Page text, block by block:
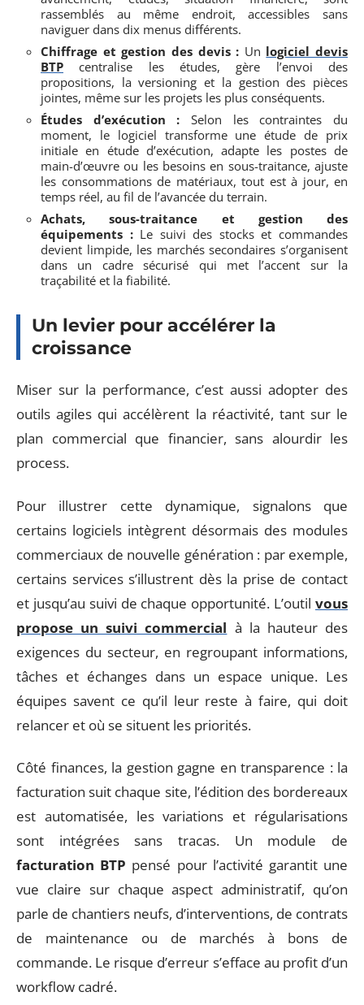
rassemblés au même endroit, accessibles sans
naviguer dans dix menus différents.
Chiffrage et gestion des devis : Un logiciel devis
BTP centralise les études, gère l’envoi des
propositions, la versioning et la gestion des pièces
jointes, même sur les projets les plus conséquents.
Études d’exécution : Selon les contraintes du
moment, le logiciel transforme une étude de prix
initiale en étude d’exécution, adapte les postes de
main-d’œuvre ou les besoins en sous-traitance, ajuste
les consommations de matériaux, tout est à jour, en
temps réel, au fil de l’avancée du terrain.
Achats, sous-traitance et gestion des
équipements :Le suivi des stocks et commandes
devient limpide, les marchés secondaires s’organisent
dans un cadre sécurisé qui met l’accent sur la
traçabilité et la fiabilité.
Un levier pour accélérer la
croissance
Miser sur la performance, c’est aussi adopter des
outils agiles qui accélèrent la réactivité, tant sur le
plan commercial que financier, sans alourdir les
process.
Pour illustrer cette dynamique, signalons que
certains logiciels intègrent désormais des modules
commerciaux de nouvelle génération : par exemple,
certains services s’illustrent dès la prise de contact
et jusqu’au suivi de chaque opportunité. L’outil vous
propose un suivi commercial à la hauteur des
exigences du secteur, en regroupant informations,
tâches et échanges dans un espace unique. Les
équipes savent ce qu’il leur reste à faire, qui doit
relancer et où se situent les priorités.
Côté finances, la gestion gagne en transparence : la
facturation suit chaque site, l’édition des bordereaux
est automatisée, les variations et régularisations
sont intégrées sans tracas. Un module de
facturation BTP pensé pour l’activité garantit une
vue claire sur chaque aspect administratif, qu’on
parle de chantiers neufs, d’interventions, de contrats
de maintenance ou de marchés à bons de
commande. Le risque d’erreur s’efface au profit d’un
workflow cadré.